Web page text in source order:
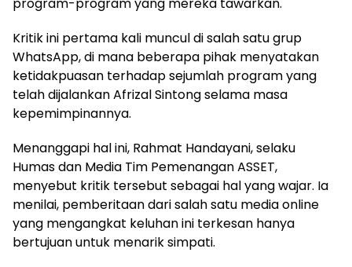
program-program yang mereka tawarkan.
Kritik ini pertama kali muncul di salah satu grup
WhatsApp, di mana beberapa pihak menyatakan
ketidakpuasan terhadap sejumlah program yang
telah dijalankan Afrizal Sintong selama masa
kepemimpinannya.
Menanggapi hal ini, Rahmat Handayani, selaku
Humas dan Media Tim Pemenangan ASSET,
menyebut kritik tersebut sebagai hal yang wajar. Ia
menilai, pemberitaan dari salah satu media online
yang mengangkat keluhan ini terkesan hanya
bertujuan untuk menarik simpati.